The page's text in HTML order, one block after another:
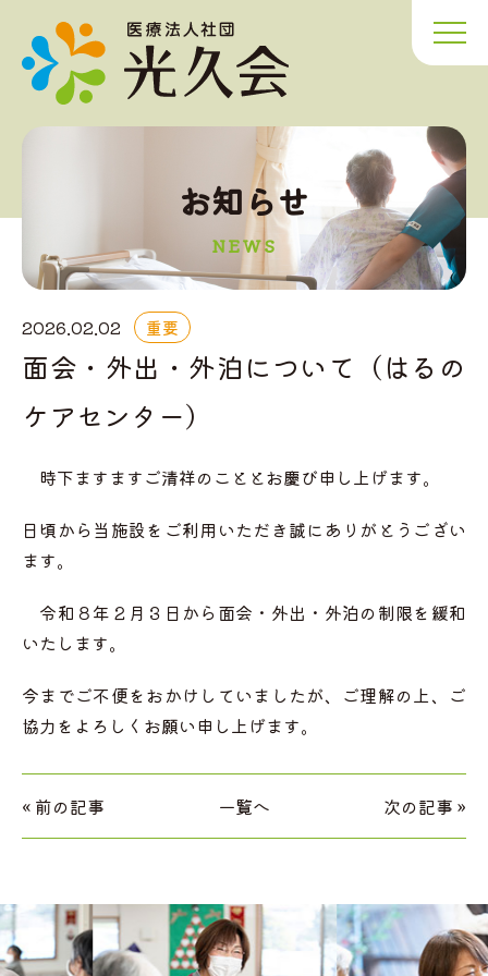
お知らせ
NEWS
2026.02.02 重要
面会・外出・外泊について（はるの
ケアセンター）
時下ますますご清祥のこととお慶び申し上げます。
日頃から当施設をご利用いただき誠にありがとうござい
ます。
令和８年２月３日から面会・外出・外泊の制限を緩和
いたします。
今までご不便をおかけしていましたが、ご理解の上、ご
協力をよろしくお願い申し上げます。
« 前の記事 一覧へ 次の記事 »